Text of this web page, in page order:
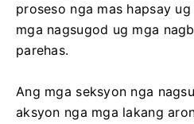
proseso nga mas hapsay
mga nagsugod ug mga
parehas.
Ang mga seksyon nga
aksyon nga mga lakang